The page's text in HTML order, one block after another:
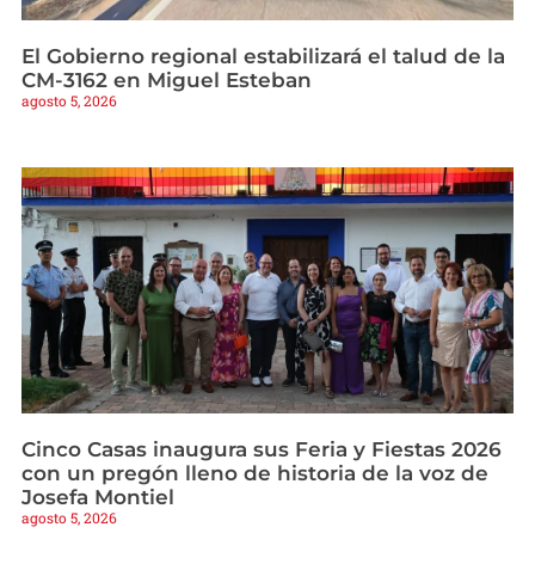
El Gobierno regional estabilizará el talud de la
CM-3162 en Miguel Esteban
agosto 5, 2026
Cinco Casas inaugura sus Feria y Fiestas 2026
con un pregón lleno de historia de la voz de
Josefa Montiel
agosto 5, 2026